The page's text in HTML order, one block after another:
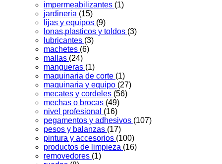
impermeabilizantes (1)
jardineria (15)
lijas y equipos (9)
lonas,plasticos y toldos (3)
lubricantes (3)
machetes (6)
mallas (24)
mangueras (1)
maquinaria de corte (1)
maquinaria y equipo (27)
mecates y cordeles (56)
mechas o brocas (49)
nivel profesional (16)
pegamentos y adhesivos (107)
pesos y balanzas (17)
pintura y accesorios (100)
productos de limpieza (16)
removedores (1)